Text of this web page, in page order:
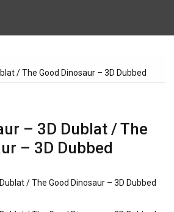
/ The Good Dinosaur – 3D Dubbed
– 3D Dublat / The
– 3D Dubbed